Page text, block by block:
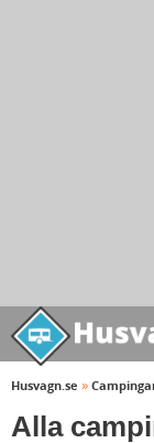
Husvagn.se »
Alla